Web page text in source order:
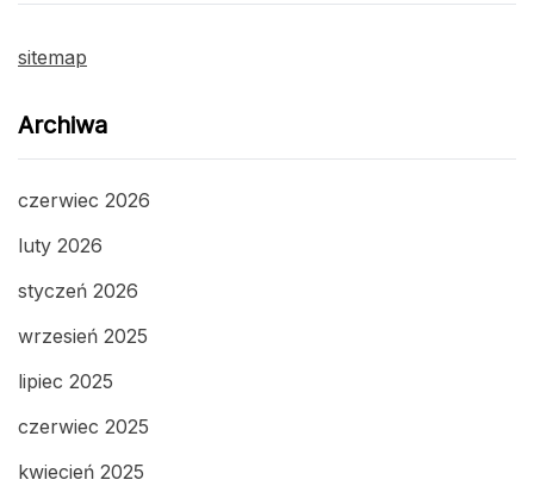
sitemap
Archiwa
czerwiec 2026
luty 2026
styczeń 2026
wrzesień 2025
lipiec 2025
czerwiec 2025
kwiecień 2025